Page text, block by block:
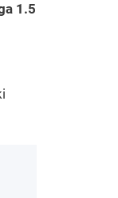
1.5